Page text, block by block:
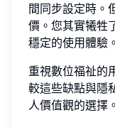
間同步設定時。
價。您其實犧牲
穩定的使用體驗。
重視數位福祉的
較這些缺點與隱
人價值觀的選擇。